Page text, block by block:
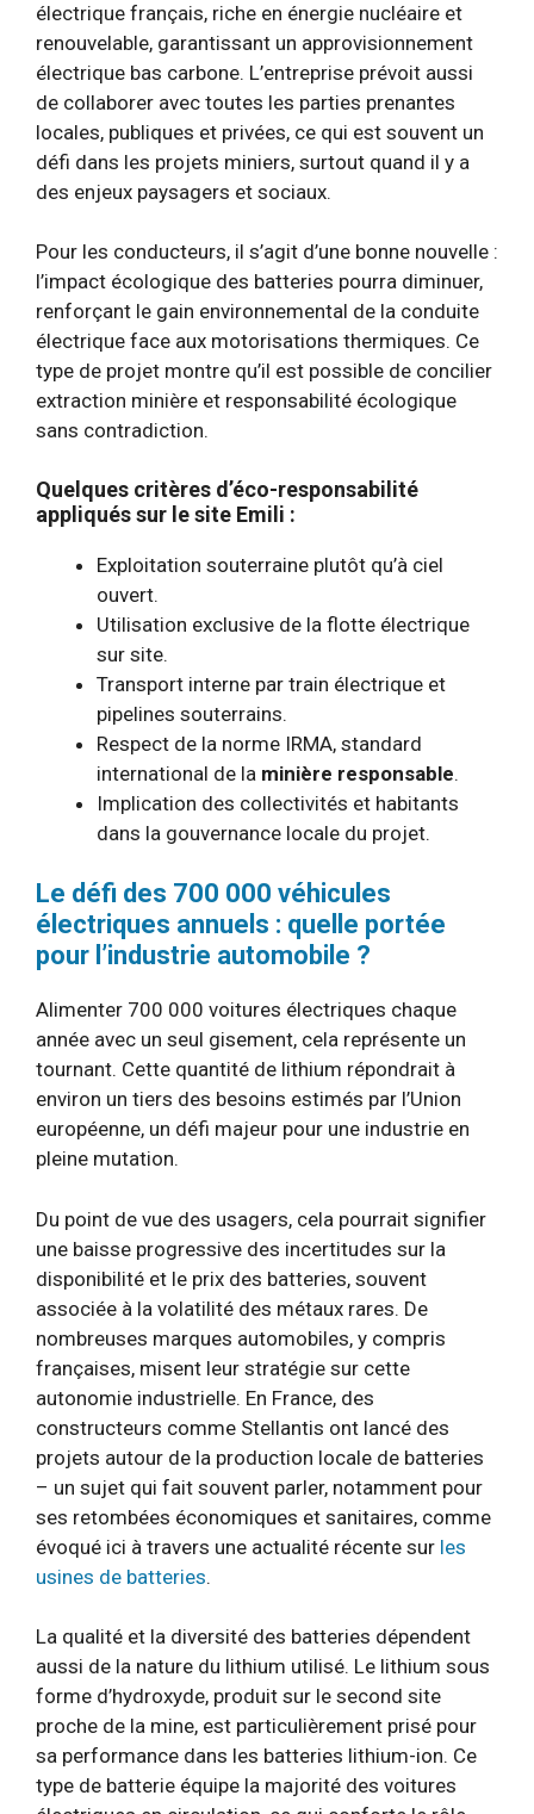
électrique français, riche en énergie nucléaire et
renouvelable, garantissant un approvisionnement
électrique bas carbone. L’entreprise prévoit aussi
de collaborer avec toutes les parties prenantes
locales, publiques et privées, ce qui est souvent un
défi dans les projets miniers, surtout quand il y a
des enjeux paysagers et sociaux.
Pour les conducteurs, il s’agit d’une bonne nouvelle :
l’impact écologique des batteries pourra diminuer,
renforçant le gain environnemental de la conduite
électrique face aux motorisations thermiques. Ce
type de projet montre qu’il est possible de concilier
extraction minière et responsabilité écologique
sans contradiction.
Quelques critères d’éco-responsabilité
appliqués sur le site Emili :
Exploitation souterraine plutôt qu’à ciel
ouvert.
Utilisation exclusive de la flotte électrique
sur site.
Transport interne par train électrique et
pipelines souterrains.
Respect de la norme IRMA, standard
international de la minière responsable.
Implication des collectivités et habitants
dans la gouvernance locale du projet.
Le défi des 700 000 véhicules
électriques annuels : quelle portée
pour l’industrie automobile ?
Alimenter 700 000 voitures électriques chaque
année avec un seul gisement, cela représente un
tournant. Cette quantité de lithium répondrait à
environ un tiers des besoins estimés par l’Union
européenne, un défi majeur pour une industrie en
pleine mutation.
Du point de vue des usagers, cela pourrait signifier
une baisse progressive des incertitudes sur la
disponibilité et le prix des batteries, souvent
associée à la volatilité des métaux rares. De
nombreuses marques automobiles, y compris
françaises, misent leur stratégie sur cette
autonomie industrielle. En France, des
constructeurs comme Stellantis ont lancé des
projets autour de la production locale de batteries
– un sujet qui fait souvent parler, notamment pour
ses retombées économiques et sanitaires, comme
évoqué ici à travers une actualité récente sur les
usines de batteries.
La qualité et la diversité des batteries dépendent
aussi de la nature du lithium utilisé. Le lithium sous
forme d’hydroxyde, produit sur le second site
proche de la mine, est particulièrement prisé pour
sa performance dans les batteries lithium-ion. Ce
type de batterie équipe la majorité des voitures